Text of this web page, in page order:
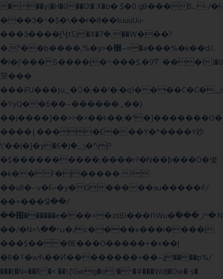
���y{�H�0��O!� X�о� $�0 gB���Bے-/�l-
���כ�^�$�\��r�8��kuuuUu-
���ӭ����[Ҷt5)�X�܉�7��W���?
�,"��b����,%�y>�޼~=�a���%�k��d؉
�I�į'��� 5����|�^:���$.�9Ͳ ·���IJ�0
荥���
���iFU���}u_��;��'�:�q1����C�C�_;i
�YyQ��6��~������_��}
��j����]��>>�>��k��;�"�]�������O�
����{ ����E���Y�*����Y䟞
\'��|�]�y�ݱ_�(�6�"\|?
�$����������;����r?�N��ϸ���O�볓
�k��F�|����� ?
��uR�~v�Fށ�y�G�����au�����ꑷ/
��=���Ջ��/
��՗������e���=�zεBJ���חWu�߰���˯/^�.N
��/�N>ߎ^��\܃�/c����x���i����|
���$���ܿ8E���O�����+�x��|
�R�T�wɬ\� �И��������>��~ɻ����p%/
���(�N=��R �< ��\{'Gwg�o,!�^�#���Wd|�Ow�-s�